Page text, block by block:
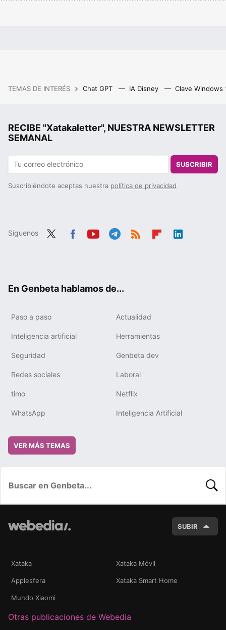
TEMAS DE INTERÉS Chat GPT IA Disney Clave Windows
RECIBE "Xatakaletter", NUESTRA NEWSLETTER
SEMANAL
SUSCRIBIR
Suscribiéndote aceptas nuestra política de privacidad
Síguenos
En Genbeta hablamos de...
Paso a paso Actualidad
Inteligencia artificial Herramientas
Seguridad Genbeta dev
Redes sociales Laboral
timo Netflix
WhatsApp Inteligencia Artificial
VER MÁS TEMAS
SUBIR
Xataka Xataka Móvil
Applesfera Xataka Smart Home
Mundo Xiaomi
Otras publicaciones de Webedia